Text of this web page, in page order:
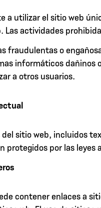
a utilizar el sitio web
Las actividades
fraudulentas o
informáticos dañinos
a otros usuarios.
sitio web, incluidos
protegidos por las
contener enlaces a